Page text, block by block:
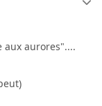
aux aurores"....